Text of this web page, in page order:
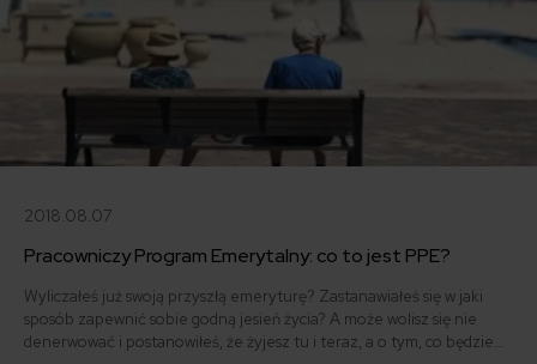
2018.08.07
Pracowniczy Program Emerytalny: co to jest PPE?
Wyliczałeś już swoją przyszłą emeryturę? Zastanawiałeś się w jaki
sposób zapewnić sobie godną jesień życia? A może wolisz się nie
denerwować i postanowiłeś, że żyjesz tu i teraz, a o tym, co będzie